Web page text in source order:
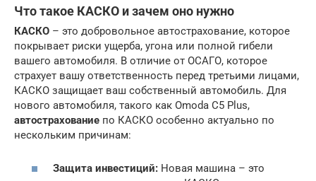
Что такое КАСКО и зачем оно нужно
КАСКО – это добровольное автострахование, которое
покрывает риски ущерба, угона или полной гибели
вашего автомобиля. В отличие от ОСАГО, которое
страхует вашу ответственность перед третьими лицами,
КАСКО защищает ваш собственный автомобиль. Для
нового автомобиля, такого как Omoda C5 Plus,
автострахование по КАСКО особенно актуально по
нескольким причинам:
Защита инвестиций: Новая машина – это